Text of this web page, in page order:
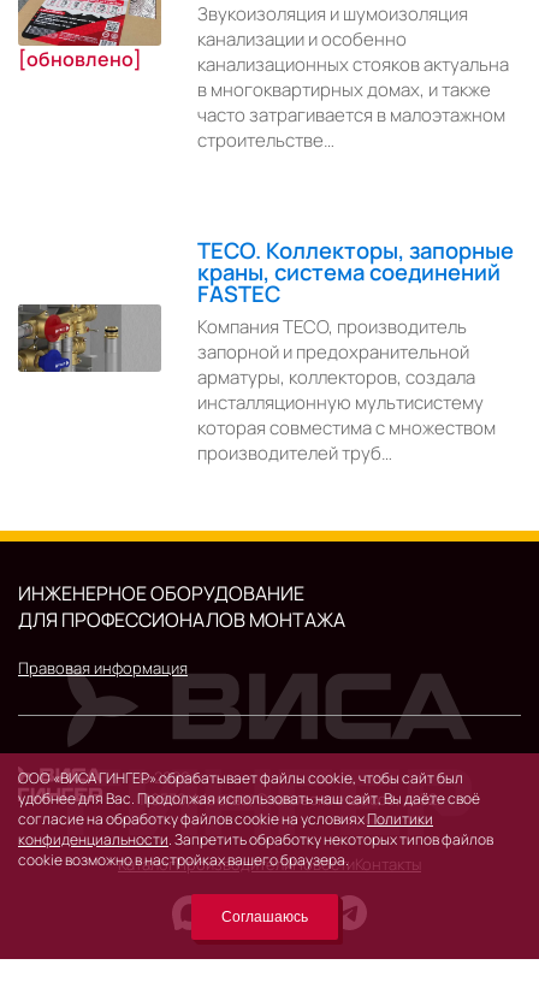
[обновлено]
Звукоизоляция и шумоизоляция
канализации и особенно
канализационных стояков актуальна
в многоквартирных домах, и также
часто затрагивается в малоэтажном
строительстве…
TECO. Коллекторы, запорные
краны, система соединений
FASTEC
Компания TECO, производитель
запорной и предохранительной
арматуры, коллекторов, создала
инсталляционную мультисистему
которая совместима с множеством
производителей труб…
ИНЖЕНЕРНОЕ ОБОРУДОВАНИЕ
ДЛЯ ПРОФЕССИОНАЛОВ МОНТАЖА
Правовая информация
© 2026 г.
119530, Москва, Очаковское шоссе, д. 32.
КаталогПроизводителиНовостиКонтакты
ООО «ВИСА ГИНГЕР» обрабатывает файлы cookie, чтобы сайт был
удобнее для Вас. Продолжая использовать наш сайт, Вы даёте своё
согласие на обработку файлов cookie на условияхПолитики
конфиденциальности. Запретить обработку некоторых типов файлов
cookie возможно в настройках вашего браузера.
Соглашаюсь